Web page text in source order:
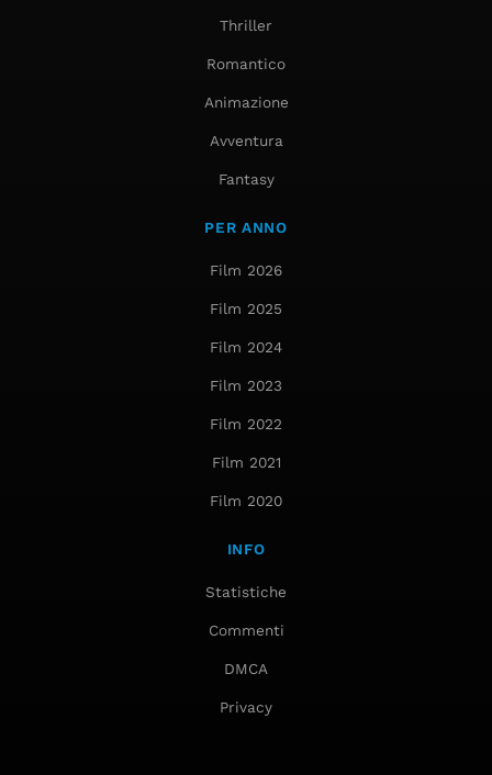
Thriller
Romantico
Animazione
Avventura
Fantasy
PER ANNO
Film 2026
Film 2025
Film 2024
Film 2023
Film 2022
Film 2021
Film 2020
INFO
Statistiche
Commenti
DMCA
Privacy